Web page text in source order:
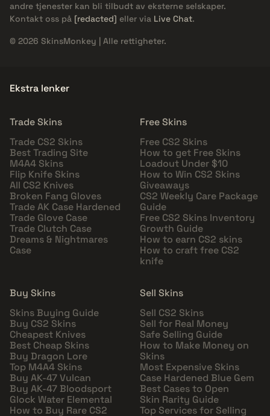
andre tjenester kan bli tilbudt av eksterne selskaper.
Kontakt oss på [redacted] eller via Live Chat.
© 2026 SkinsMonkey | Alle rettigheter.
Ekstra lenker
Trade Skins
Trade CS2 Skins
Best Trading Site
M4A4 Skins
Flip Knife Skins
All CS2 Knives
Broken Fang Gloves
Trade AK Case Hardened
Trade Glove Case
Trade Clutch Case
Dreams & Nightmares
Case
Free Skins
Free CS2 Skins
How to get Free Skins
Loadout Under $10
How to Win CS2 Skins
Giveaways
CS2 Weekly Care Package
Guide
Free CS2 Skins Inventory
Growth Guide
How to earn CS2 skins
How to craft free CS2
knife
Buy Skins
Skins Buying Guide
Buy CS2 Skins
Cheapest Knives
Best Cheap Skins
Buy Dragon Lore
Top M4A4 Skins
Buy AK-47 Vulcan
Buy AK-47 Bloodsport
Glock Water Elemental
How to Buy Rare CS2
Sell Skins
Sell CS2 Skins
Sell for Real Money
Safe Selling Guide
How to Make Money on
Skins
Most Expensive Skins
Case Hardened Blue Gem
Best Cases to Open
Skin Rarity Guide
Top Services for Selling